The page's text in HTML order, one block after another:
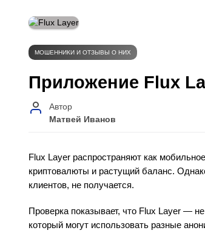
МОШЕННИКИ И ОТЗЫВЫ О НИХ
Приложение Flux
Автор
Матвей Иванов
Flux Layer распространяют как
криптовалюты и растущий баланс.
клиентов, не получается.
Проверка показывает, что Flux Layer —
который могут использовать разные